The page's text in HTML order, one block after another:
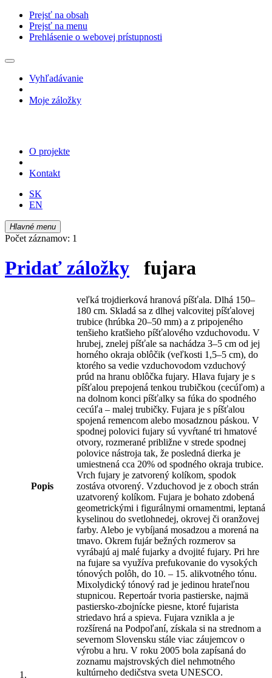
Prejsť na obsah
Prejsť na menu
Prehlásenie o webovej prístupnosti
Vyhľadávanie
Moje záložky
O projekte
Kontakt
SK
EN
Hlavné menu
Počet záznamov: 1
Pridať záložky fujara
Popis
veľká trojdierková hranová píšťala. Dlhá 150–
180 cm. Skladá sa z dlhej valcovitej píšťalovej
trubice (hrúbka 20–50 mm) a z pripojeného
tenšieho kratšieho píšťalového vzduchovodu. V
hrubej, znelej píšťale sa nachádza 3–5 cm od jej
horného okraja oblôčik (veľkosti 1,5–5 cm), do
ktorého sa vedie vzduchovodom vzduchový
prúd na hranu oblôčka fujary. Hlava fujary je s
píšťalou prepojená tenkou trubičkou (cecúľom) a
na dolnom konci píšťalky sa fúka do spodného
cecúľa – malej trubičky. Fujara je s píšťalou
spojená remencom alebo mosadznou páskou. V
spodnej polovici fujary sú vyvŕtané tri hmatové
otvory, rozmerané približne v strede spodnej
polovice nástroja tak, že posledná dierka je
umiestnená cca 20% od spodného okraja trubice.
Vrch fujary je zatvorený kolíkom, spodok
zostáva otvorený. Vzduchovod je z oboch strán
uzatvorený kolíkom. Fujara je bohato zdobená
geometrickými i figurálnymi ornamentmi, leptaná
kyselinou do svetlohnedej, okrovej či oranžovej
farby. Alebo je vybíjaná mosadzou a morená na
tmavo. Okrem fujár bežných rozmerov sa
vyrábajú aj malé fujarky a dvojité fujary. Pri hre
na fujare sa využíva prefukovanie do vysokých
tónových polôh, do 10. – 15. alikvotného tónu.
Mixolydický tónový rad je jedinou hrateľnou
stupnicou. Repertoár tvoria pastierske, najmä
pastiersko-zbojnícke piesne, ktoré fujarista
striedavo hrá a spieva. Fujara vznikla a je
rozšírená na Podpoľaní, získala si na strednom a
severnom Slovensku stále viac záujemcov o
výrobu a hru. V roku 2005 bola zapísaná do
zoznamu majstrovských diel nehmotného
kultúrneho dedičstva sveta UNESCO.